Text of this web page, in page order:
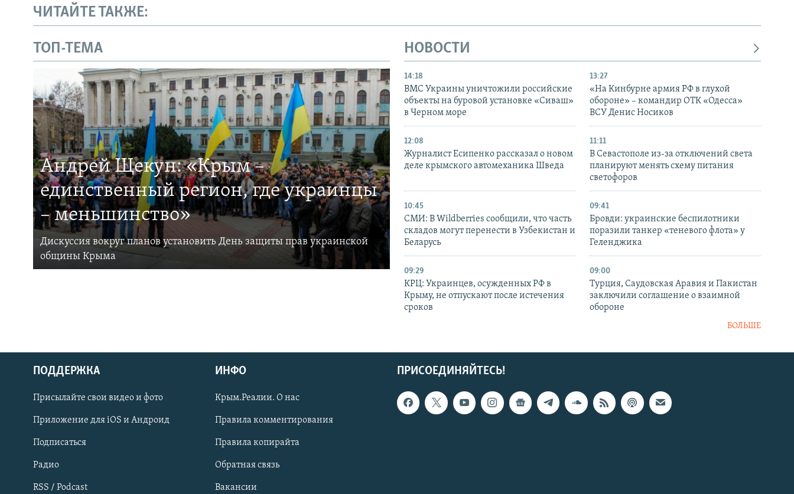
Українською
Qırımtatar
ПРИСОЕДИНЯЙТЕСЬ!
ЧИТАЙТЕ ТАКЖЕ:
ТОП-ТЕМА
Андрей Щекун: «Крым –
единственный регион, где украинцы
– меньшинство»
Дискуссия вокруг планов установить День защиты прав украинской
общины Крыма
НОВОСТИ
14:18
ВМС Украины уничтожили российские
объекты на буровой установке «Сиваш»
в Черном море
13:27
«На Кинбурне армия РФ в глухой
обороне» – командир ОТК «Одесса»
ВСУ Денис Носиков
12:08
Журналист Есипенко рассказал о новом
деле крымского автомеханика Шведа
11:11
В Севастополе из-за отключений света
планируют менять схему питания
светофоров
10:45
СМИ: В Wildberries сообщили, что часть
складов могут перенести в Узбекистан и
Беларусь
09:41
Бровди: украинские беспилотники
поразили танкер «теневого флота» у
Геленджика
09:29
КРЦ: Украинцев, осужденных РФ в
Крыму, не отпускают после истечения
сроков
09:00
Турция, Саудовская Аравия и Пакистан
заключили соглашение о взаимной
обороне
БОЛЬШЕ
ПРИСОЕДИНЯЙТЕСЬ!
ПОДДЕРЖКА
Присылайте свои видео и фото
Приложение для iOS и Андроид
Подписаться
Радио
RSS / Podcast
ИНФО
Крым.Реалии. О нас
Правила комментирования
Правила копирайта
Обратная связь
Вакансии